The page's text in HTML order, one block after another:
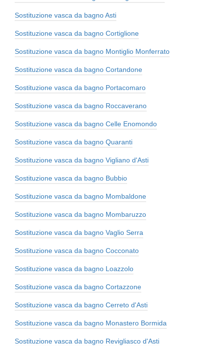
Sostituzione vasca da bagno Asti
Sostituzione vasca da bagno Cortiglione
Sostituzione vasca da bagno Montiglio Monferrato
Sostituzione vasca da bagno Cortandone
Sostituzione vasca da bagno Portacomaro
Sostituzione vasca da bagno Roccaverano
Sostituzione vasca da bagno Celle Enomondo
Sostituzione vasca da bagno Quaranti
Sostituzione vasca da bagno Vigliano d'Asti
Sostituzione vasca da bagno Bubbio
Sostituzione vasca da bagno Mombaldone
Sostituzione vasca da bagno Mombaruzzo
Sostituzione vasca da bagno Vaglio Serra
Sostituzione vasca da bagno Cocconato
Sostituzione vasca da bagno Loazzolo
Sostituzione vasca da bagno Cortazzone
Sostituzione vasca da bagno Cerreto d'Asti
Sostituzione vasca da bagno Monastero Bormida
Sostituzione vasca da bagno Revigliasco d'Asti